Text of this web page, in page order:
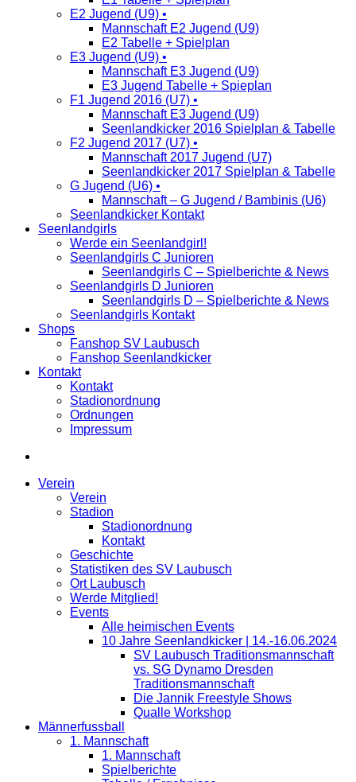
E2 Jugend (U9) •
Mannschaft E2 Jugend (U9)
E2 Tabelle + Spielplan
E3 Jugend (U9) •
Mannschaft E3 Jugend (U9)
E3 Jugend Tabelle + Spieplan
F1 Jugend 2016 (U7) •
Mannschaft E3 Jugend (U9)
Seenlandkicker 2016 Spielplan & Tabelle
F2 Jugend 2017 (U7) •
Mannschaft 2017 Jugend (U7)
Seenlandkicker 2017 Spielplan & Tabelle
G Jugend (U6) •
Mannschaft – G Jugend / Bambinis (U6)
Seenlandkicker Kontakt
Seenlandgirls
Werde ein Seenlandgirl!
Seenlandgirls C Junioren
Seenlandgirls C – Spielberichte & News
Seenlandgirls D Junioren
Seenlandgirls D – Spielberichte & News
Seenlandgirls Kontakt
Shops
Fanshop SV Laubusch
Fanshop Seenlandkicker
Kontakt
Kontakt
Stadionordnung
Ordnungen
Impressum
Verein
Verein
Stadion
Stadionordnung
Kontakt
Geschichte
Statistiken des SV Laubusch
Ort Laubusch
Werde Mitglied!
Events
Alle heimischen Events
10 Jahre Seenlandkicker | 14.-16.06.2024
SV Laubusch Traditionsmannschaft
vs. SG Dynamo Dresden
Traditionsmannschaft
Die Jannik Freestyle Shows
Qualle Workshop
Männerfussball
1. Mannschaft
1. Mannschaft
Spielberichte